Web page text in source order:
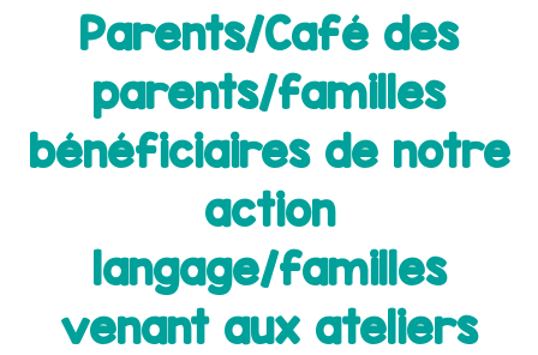
Parents/Café des
parents/familles
bénéficiaires de notre
action
langage/familles
venant aux ateliers